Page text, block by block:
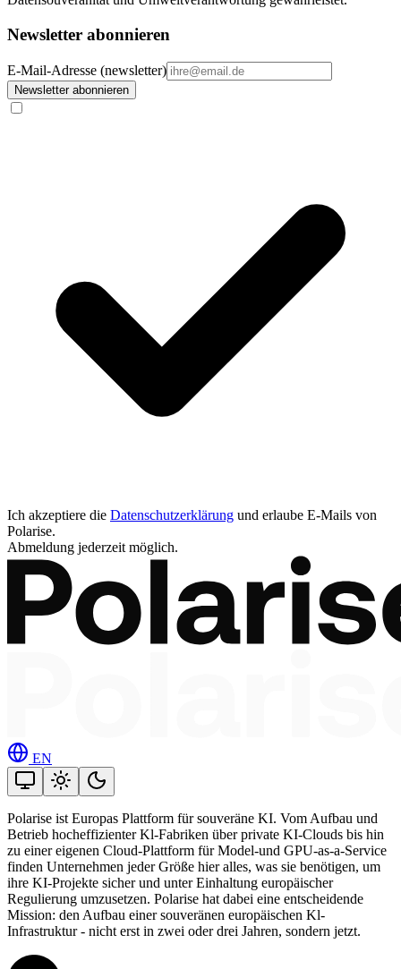
Newsletter abonnieren
E-Mail-Adresse (newsletter)
Newsletter abonnieren
Ich akzeptiere die Datenschutzerklärung und erlaube E-Mails von
Polarise.
Abmeldung jederzeit möglich.
EN
Polarise ist Europas Plattform für souveräne KI. Vom Aufbau und
Betrieb hocheffizienter Kl-Fabriken über private KI-Clouds bis hin
zu einer eigenen Cloud-Plattform für Model-und GPU-as-a-Service
finden Unternehmen jeder Größe hier alles, was sie benötigen, um
ihre KI-Projekte sicher und unter Einhaltung europäischer
Regulierung umzusetzen. Polarise hat dabei eine entscheidende
Mission: den Aufbau einer souveränen europäischen Kl-
Infrastruktur - nicht erst in zwei oder drei Jahren, sondern jetzt.